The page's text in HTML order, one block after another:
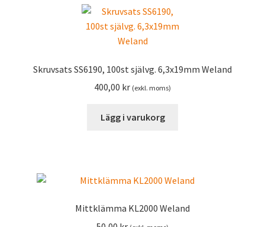
Skruvsats SS6190, 100st självg. 6,3x19mm Weland
400,00 kr (exkl. moms)
Lägg i varukorg
Mittklämma KL2000 Weland